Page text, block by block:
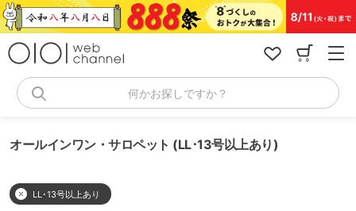
コ
ン
何かお探しですか？
オールインワン・サロペット (LL･13号以上あり)
LL･13号以上あり